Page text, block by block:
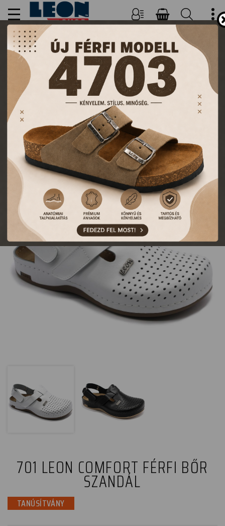
NŐI, FÉRFI PAPUCSOK ÉS
KLUMPÁK
FŐOLDAL TERMÉKEK
701 LEON COMFORT FÉRFI BŐR
SZANDÁL
TANÚSÍTVÁNY